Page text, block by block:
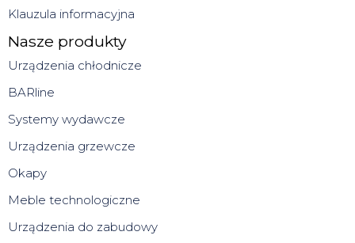
Klauzula informacyjna
Nasze produkty
Urządzenia chłodnicze
BARline
Systemy wydawcze
Urządzenia grzewcze
Okapy
Meble technologiczne
Urządzenia do zabudowy